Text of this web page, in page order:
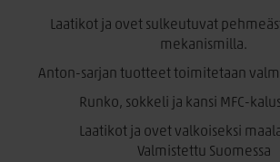
Toimitetaan valmiiksi kasattuna, sokkeli
Laatikot ja ovet sulkeutuvat
mekanismilla.
Anton-sarjan tuotteet toimitetaan
Runko, sokkeli ja kansi MFC-
Laatikot ja ovet valkoiseksi
Valmistettu Suomessa